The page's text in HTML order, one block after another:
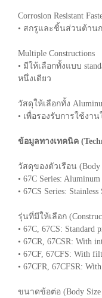
Corrosion Resistant
• สกรูและชิ้นส่วนต้าน
Multiple Constructions
• มีให้เลือกทั้งแบบ
หนึ่งเดียว
วัสดุให้เลือกทั้ง
• เพื่อรองรับการใช้ง
ข้อมูลทางเทคนิค
วัสดุของตัวเรือน (Body
• 67C Series: Aluminum
• 67CS Series: Stainless
รุ่นที่มีให้เลือก
• 67C, 67CS: Standard
• 67CR, 67CSR: With
• 67CF, 67CFS: With
• 67CFR, 67CFSR:
ขนาดข้อต่อ (Body Size